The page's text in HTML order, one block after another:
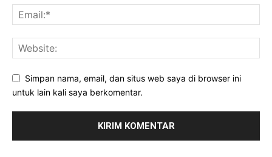
Simpan nama, email, dan situs web saya di browser ini
untuk lain kali saya berkomentar.